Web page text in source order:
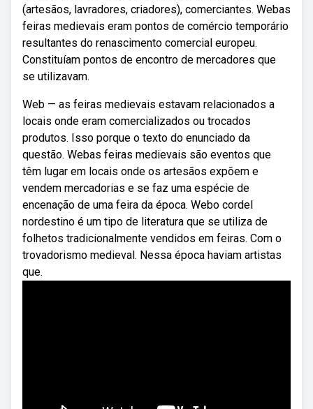
(artesãos, lavradores, criadores), comerciantes. Webas
feiras medievais eram pontos de comércio temporário
resultantes do renascimento comercial europeu.
Constituíam pontos de encontro de mercadores que
se utilizavam.
Web — as feiras medievais estavam relacionados a
locais onde eram comercializados ou trocados
produtos. Isso porque o texto do enunciado da
questão. Webas feiras medievais são eventos que
têm lugar em locais onde os artesãos expõem e
vendem mercadorias e se faz uma espécie de
encenação de uma feira da época. Webo cordel
nordestino é um tipo de literatura que se utiliza de
folhetos tradicionalmente vendidos em feiras. Com o
trovadorismo medieval. Nessa época haviam artistas
que.